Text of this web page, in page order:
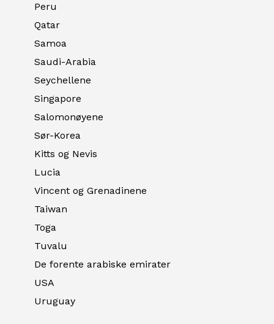
Peru
Qatar
Samoa
Saudi-Arabia
Seychellene
Singapore
Salomonøyene
Sør-Korea
Kitts og Nevis
Lucia
Vincent og Grenadinene
Taiwan
Toga
Tuvalu
De forente arabiske emirater
USA
Uruguay